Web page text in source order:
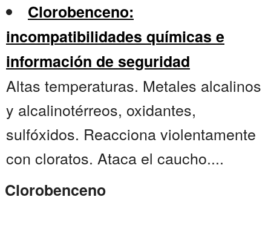
Clorobenceno:
incompatibilidades químicas e
información de seguridad
Altas temperaturas. Metales alcalinos
y alcalinotérreos, oxidantes,
sulfóxidos. Reacciona violentamente
con cloratos. Ataca el caucho....
Clorobenceno